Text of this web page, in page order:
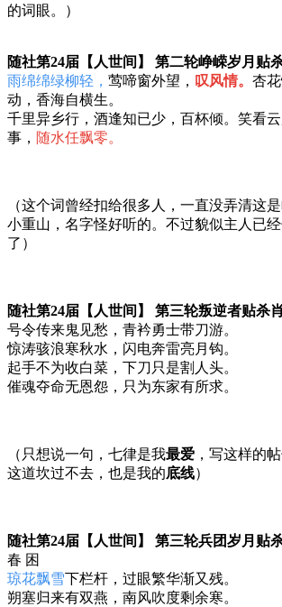
的词眼。）
随社第24届【人世间】 第二轮峥嵘岁月贴
雨绵绵绿柳轻， 莺啼窗外望， 叹风情。 杏
动，香海自横生。
千里异乡行，酒逢知已少，百杯倾。笑看
事， 随水任飘零。
（这个词曾经扣给很多人，一直没弄清这
小重山，名字怪好听的。不过貌似主人已
了）
随社第24届【人世间】 第三轮叛逆者贴杀
号令传来鬼见愁，青衿勇士带刀游。
惊涛骇浪寒秋水，闪电奔雷亮月钩。
起手不为收白菜，下刀只是割人头。
催魂夺命无恩怨，只为东家有所求。
（只想说一句，七律是我最爱 ，写这样的
这道坎过不去，也是我的底线）
随社第24届【人世间】 第三轮兵团岁月贴
春 困
琼花飘雪下栏杆，过眼繁华渐又残。
朔塞归来有双燕，南风吹度剩余寒。